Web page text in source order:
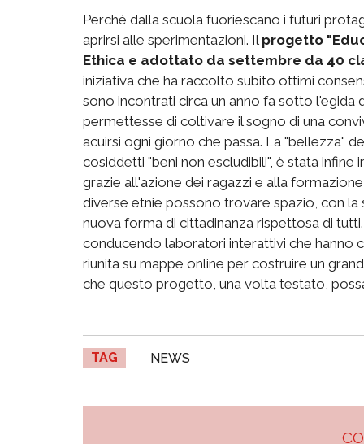
Perché dalla scuola fuoriescano i futuri
aprirsi alle sperimentazioni. Il progetto
Ethica e adottato da settembre da 40
iniziativa che ha raccolto subito ottimi
sono incontrati circa un anno fa sotto
permettesse di coltivare il sogno di una
acuirsi ogni giorno che passa. La "bellezza"
cosiddetti "beni non escludibili", è stata
grazie all'azione dei ragazzi e alla
diverse etnie possono trovare spazio, con la
nuova forma di cittadinanza rispettosa di
conducendo laboratori interattivi che hanno
riunita su mappe online per costruire un
che questo progetto, una volta testato,
TAG NEWS